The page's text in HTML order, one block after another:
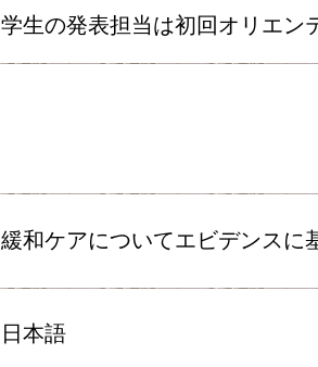
学生の発表担当は初回オリエン
緩和ケアについてエビデンスに
日本語